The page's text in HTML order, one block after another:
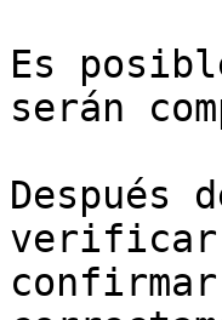
Es
serán
verificar